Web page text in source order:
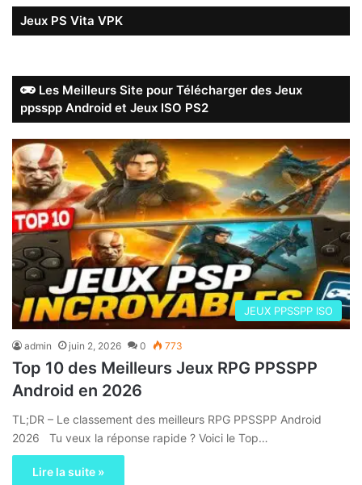
Jeux PS Vita VPK
Les Meilleurs Site pour Télécharger des Jeux
ppsspp Android et Jeux ISO PS2
JEUX PPSSPP ISO
admin juin 2, 2026 0 773
Top 10 des Meilleurs Jeux RPG PPSSPP
Android en 2026
TL;DR – Le classement des meilleurs RPG PPSSPP Android
2026 Tu veux la réponse rapide ? Voici le Top…
Lire la suite »